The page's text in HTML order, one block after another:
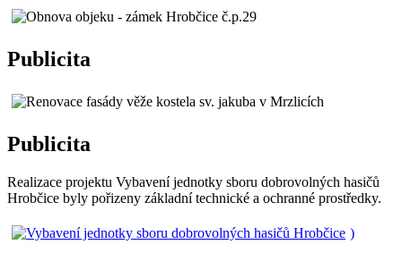
Publicita
Publicita
Realizace projektu Vybavení jednotky sboru dobrovolných hasičů
Hrobčice byly pořizeny základní technické a ochranné prostředky.
)